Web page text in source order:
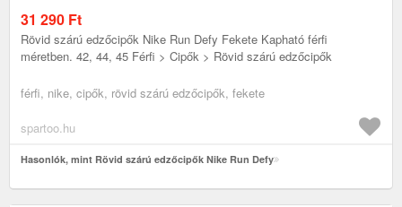
31 290 Ft
Rövid szárú edzőcipők Nike Run Defy Fekete Kapható férfi
méretben. 42, 44, 45 Férfi > Cipők > Rövid szárú edzőcipők
férfi, nike, cipők, rövid szárú edzőcipők, fekete
spartoo.hu
Hasonlók, mint Rövid szárú edzőcipők Nike Run Defy